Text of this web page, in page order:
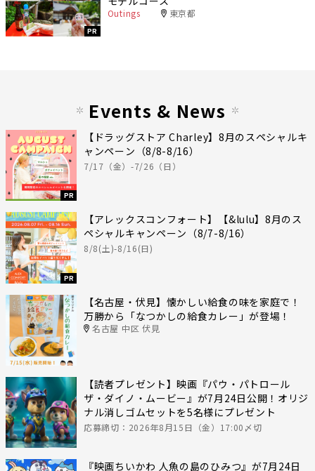
PR
Outings 東京都
Events & News
PR
【ドラッグストア Charley】8月のスペシャルキ
ャンペーン（8/8-8/16）
7/17（金）-7/26（日）
PR
【アレックスコンフォート】【&lulu】8月のス
ペシャルキャンペーン（8/7-8/16）
8/8(土)-8/16(日)
【名古屋・伏見】懐かしい給食の味を家庭で！
万勝から「なつかしの給食カレー」が登場！
名古屋 中区 伏見
【読者プレゼント】映画『パウ・パトロール
ザ・ダイノ・ムービー』が7月24日公開！オリジ
ナル消しゴムセットを5名様にプレゼント
応募締切：2026年8月15日（金）17:00〆切
『映画ちいかわ 人魚の島のひみつ』が7月24日